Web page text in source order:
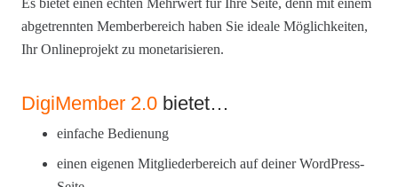
Es bietet einen echten Mehrwert für Ihre Seite, denn mit einem
abgetrennten Memberbereich haben Sie ideale Möglichkeiten,
Ihr Onlineprojekt zu monetarisieren.
DigiMember 2.0 bietet…
einfache Bedienung
einen eigenen Mitgliederbereich auf deiner WordPress-